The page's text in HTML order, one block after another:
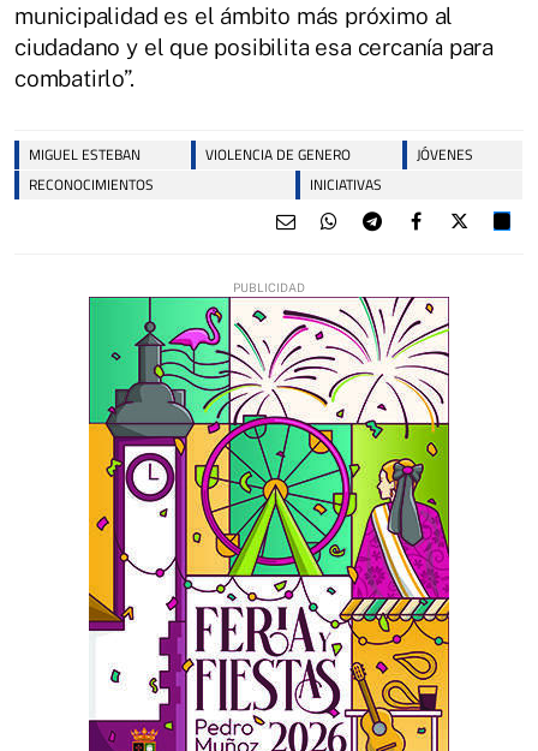
municipalidad es el ámbito más próximo al
ciudadano y el que posibilita esa cercanía para
combatirlo”.
MIGUEL ESTEBAN VIOLENCIA DE GENERO
JÓVENES
RECONOCIMIENTOS
INICIATIVAS